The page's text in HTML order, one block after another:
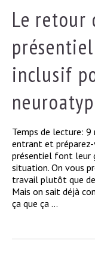
Le retour
inclusif
Temps de lecture:
entrant et préparez-
présentiel font leur
situation. On vous
travail plutôt que de
Mais on sait déjà
ça que ça ...